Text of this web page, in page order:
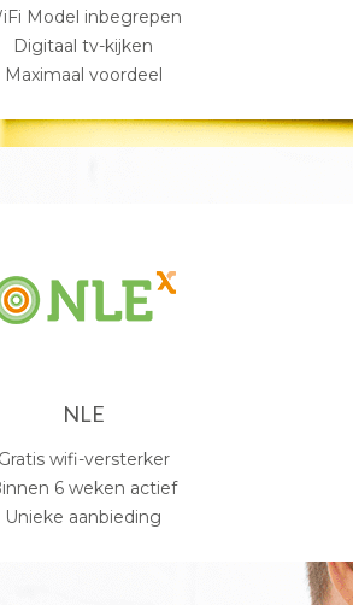
Model inbegrepen
Digitaal tv-kijken
Maximaal voordeel
NLE
Gratis wifi-versterker
6 weken actief
Unieke aanbieding